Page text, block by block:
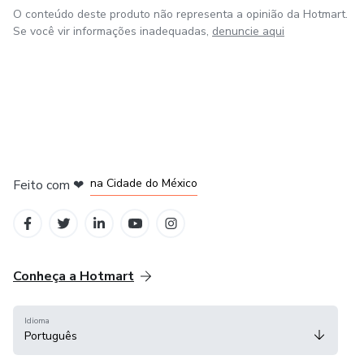
O conteúdo deste produto não representa a opinião da Hotmart.
Se você vir informações inadequadas, denuncie aqui
Feito com ❤ na Cidade do México
Conheça a Hotmart
Idioma
Português